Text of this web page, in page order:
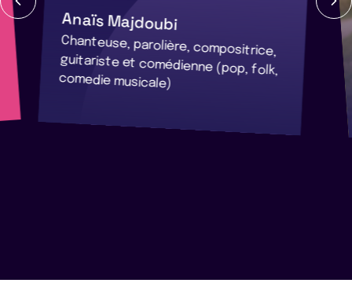
Anaïs Majdoubi
Chanteuse, parolière, compositrice,
guitariste et comédienne (pop, folk,
comedie musicale)